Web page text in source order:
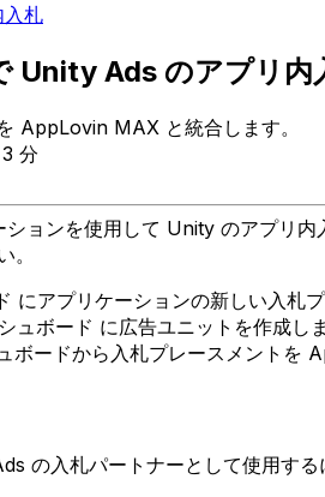
札
Unity Ads のアプリ内
AppLovin MAX と統合します。
分
ョンを使用して Unity のアプリ
。
にアプリケーションの新しい入札
ボード に広告ユニットを作成しま
ードから入札プレースメントを
の入札パートナーとして使用する